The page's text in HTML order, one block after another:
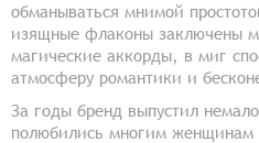
обманываться мнимой
изящные флаконы заключены
магические аккорды, в миг
атмосферу романтики и
За годы бренд выпустил
полюбились многим женщинам